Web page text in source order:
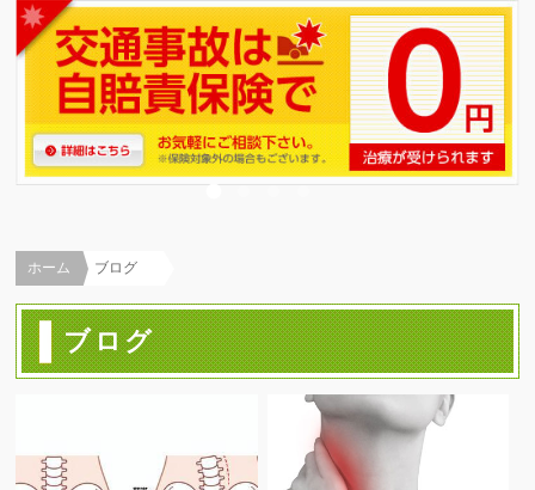
交通事故ガイド
交通事故Q&A
交通事故ケース別保険ガイド
スポーツ治療 ∨
スポーツの怪我事例集
練習しながらの施術
代表的なスポーツ障害について
テーピング
ホーム ブログ
ブログ